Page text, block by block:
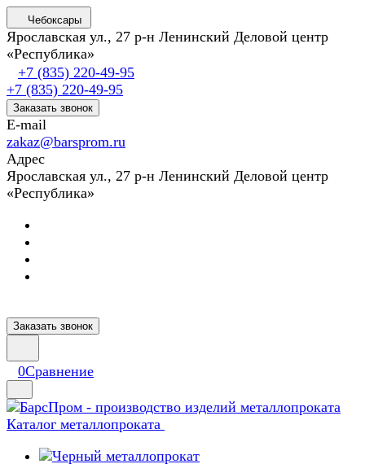
Чебоксары
Ярославская ул., 27 р-н Ленинский Деловой центр
«Республика»
+7 (835) 220-49-95
+7 (835) 220-49-95
Заказать звонок
E-mail
zakaz@barsprom.ru
Адрес
Ярославская ул., 27 р-н Ленинский Деловой центр
«Республика»
Заказать звонок
0Сравнение
Каталог металлопроката